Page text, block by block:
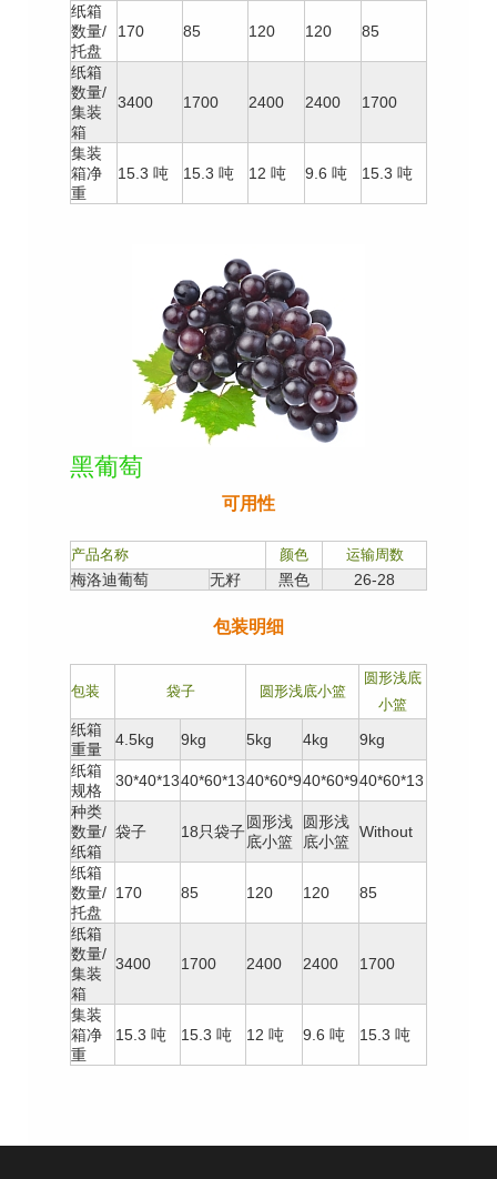
纸箱
数量/
托盘
170 85 120 120 85
纸箱
数量/
集装
箱
3400 1700 2400 2400 1700
集装
箱净
重
15.3 吨 15.3 吨 12 吨 9.6 吨 15.3 吨
黑葡萄
可用性
产品名称 颜色 运输周数
梅洛迪葡萄 无籽 黑色 26-28
包装明细
包装 袋子 圆形浅底小篮
圆形浅底
小篮
纸箱
重量
4.5kg 9kg 5kg 4kg
9kg
纸箱
规格
30*40*1340*60*1340*60*940*60*940*60*13
种类
数量/
纸箱
袋子 18只袋子
圆形浅
底小篮
圆形浅
底小篮
Without
纸箱
数量/
托盘
170 85 120 120 85
纸箱
数量/
集装
箱
3400 1700 2400 2400 1700
集装
箱净
重
15.3 吨 15.3 吨 12 吨 9.6 吨 15.3 吨